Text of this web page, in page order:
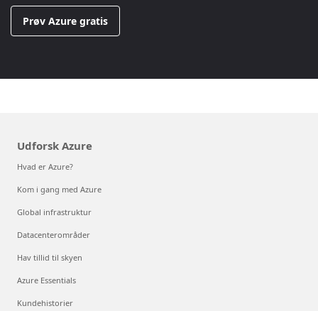
Prøv Azure gratis
Udforsk Azure
Hvad er Azure?
Kom i gang med Azure
Global infrastruktur
Datacenterområder
Hav tillid til skyen
Azure Essentials
Kundehistorier